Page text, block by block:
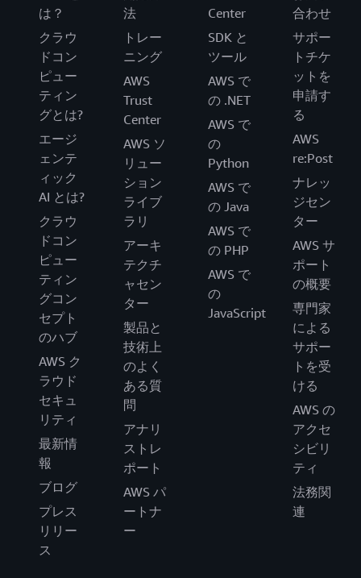
は？
クラウ
ドコン
ピュー
ティン
グとは?
エージ
ェンテ
ィック
AI とは?
クラウ
ドコン
ピュー
ティン
グコン
セプト
のハブ
AWS ク
ラウド
セキュ
リティ
最新情
報
ブログ
プレス
リリー
ス
法
トレー
ニング
AWS
Trust
Center
AWS ソ
リュー
ション
ライブ
ラリ
アーキ
テクチ
ャセン
ター
製品と
技術上
のよく
ある質
問
アナリ
ストレ
ポート
AWS パ
ートナ
ー
Center
SDK と
ツール
AWS で
の .NET
AWS で
の
Python
AWS で
の Java
AWS で
の PHP
AWS で
の
JavaScript
合わせ
サポー
トチケ
ットを
申請す
る
AWS
re:Post
ナレッ
ジセン
ター
AWS サ
ポート
の概要
専門家
による
サポー
トを受
ける
AWS の
アクセ
シビリ
ティ
法務関
連